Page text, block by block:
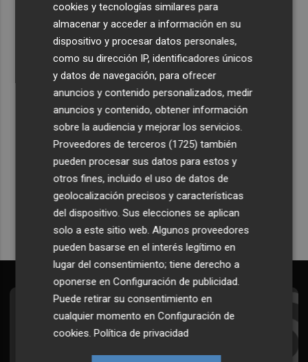
Más de 4.000 personas disfrutan de las piscinas
temporales en Paiporta durante las primeras dos
semanas
Recibe toda la actualidad de
Plaza Podcast en tu correo
Quiero suscribirme
Suscríbete al Boletín
Todos los días a primera hora en tu email
cookies y tecnologías similares para
almacenar y acceder a información en su
dispositivo y procesar datos personales,
como su dirección IP, identificadores únicos
y datos de navegación, para ofrecer
anuncios y contenido personalizados, medir
anuncios y contenido, obtener información
sobre la audiencia y mejorar los servicios.
Proveedores de terceros (1725) también
pueden procesar sus datos para estos y
otros fines, incluido el uso de datos de
geolocalización precisos y características
del dispositivo. Sus elecciones se aplican
solo a este sitio web. Algunos proveedores
pueden basarse en el interés legítimo en
lugar del consentimiento; tiene derecho a
oponerse enConfiguración de publicidad.
Puede retirar su consentimiento en
cualquier momento enConfiguración de
cookies.Política de privacidad